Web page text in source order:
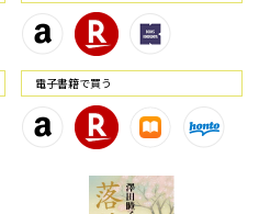
電⼦書籍で買う